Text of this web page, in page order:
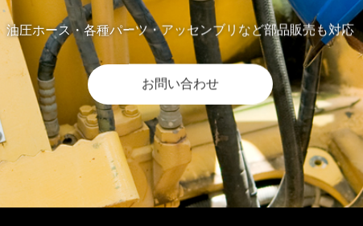
油圧ホース・各種パーツ・アッセンブリなど部品販売も対応
お問い合わせ